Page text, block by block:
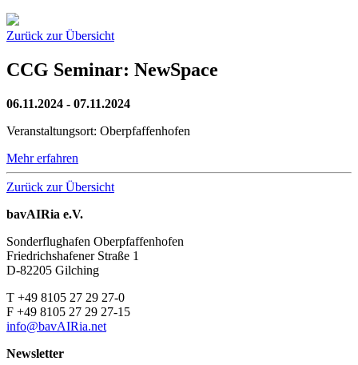
Zurück zur Übersicht
CCG Seminar: NewSpace
06.11.2024 - 07.11.2024
Veranstaltungsort: Oberpfaffenhofen
Mehr erfahren
Zurück zur Übersicht
bavAIRia e.V.
Sonderflughafen Oberpfaffenhofen
Friedrichshafener Straße 1
D-82205 Gilching
T +49 8105 27 29 27-0
F +49 8105 27 29 27-15
info@bavAIRia.net
Newsletter